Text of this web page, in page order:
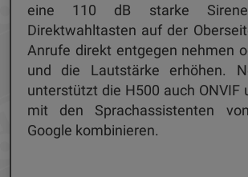
eine 110 dB starke
Direktwahltasten auf der
Anrufe direkt entgegen nehmen
und die Lautstärke erhöhen.
unterstützt die H500 auch ONVIF
mit den Sprachassistenten
Google kombinieren.